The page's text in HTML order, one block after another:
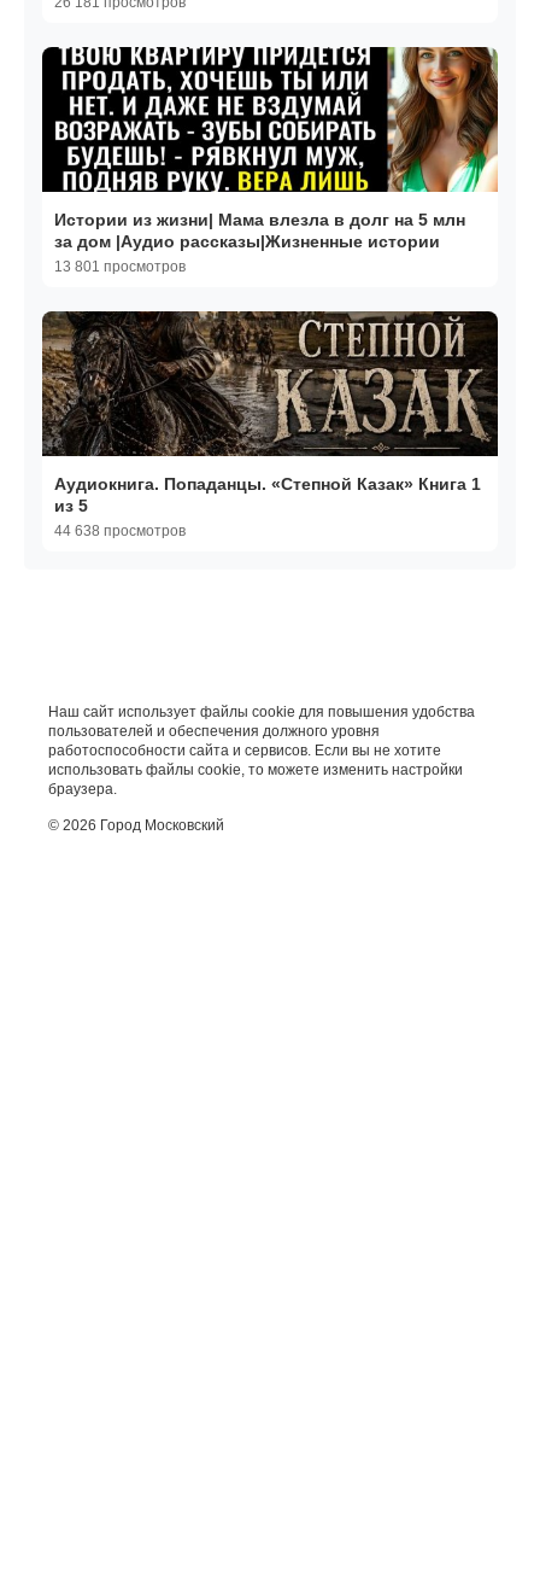
Истории из жизни| Мама влезла в долг на 5 млн
за дом |Аудио рассказы|Жизненные истории
13 801 просмотров
Аудиокнига. Попаданцы. «Степной Казак» Книга 1
из 5
44 638 просмотров
Наш сайт использует файлы cookie для повышения удобства
пользователей и обеспечения должного уровня
работоспособности сайта и сервисов. Если вы не хотите
использовать файлы cookie, то можете изменить настройки
браузера.
© 2026 Город Московский